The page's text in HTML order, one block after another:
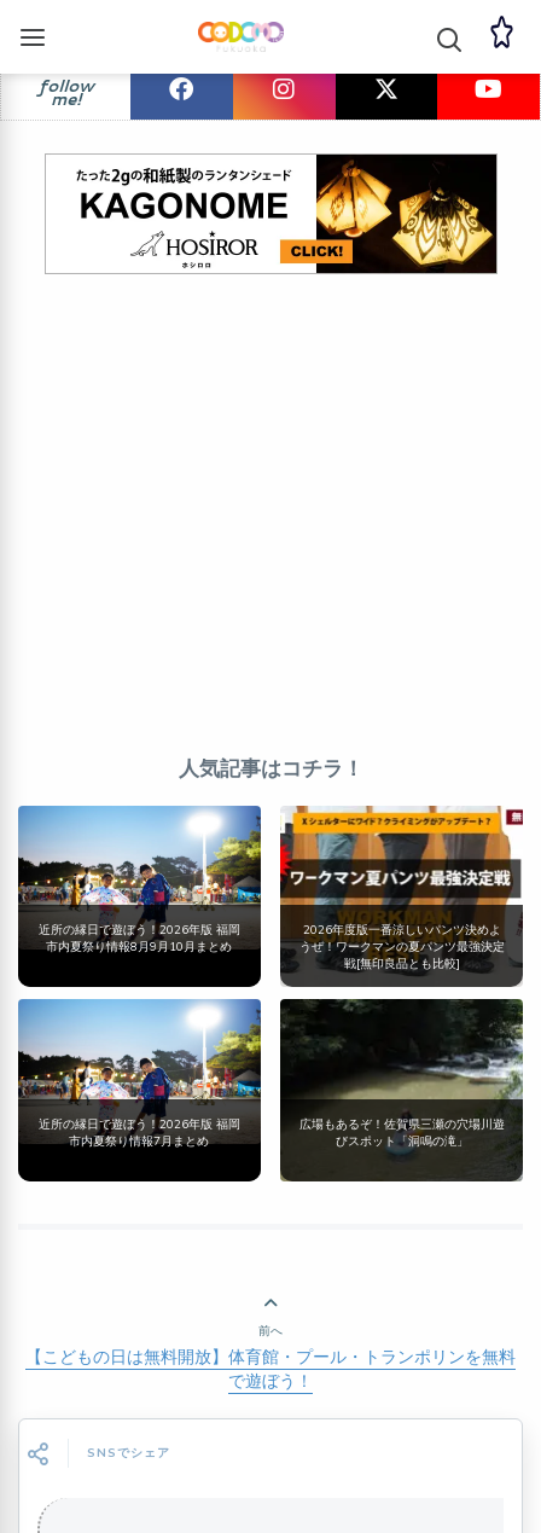
follow
me!
人気記事はコチラ！
近所の縁日で遊ぼう！2026年版 福岡
市内夏祭り情報8月9月10月まとめ
2026年度版一番涼しいパンツ決めよ
うぜ！ワークマンの夏パンツ最強決定
戦[無印良品とも比較]
近所の縁日で遊ぼう！2026年版 福岡
市内夏祭り情報7月まとめ
広場もあるぞ！佐賀県三瀬の穴場川遊
びスポット「洞鳴の滝」
前へ
【こどもの日は無料開放】体育館・プール・トランポリンを無料
で遊ぼう！
SNSでシェア